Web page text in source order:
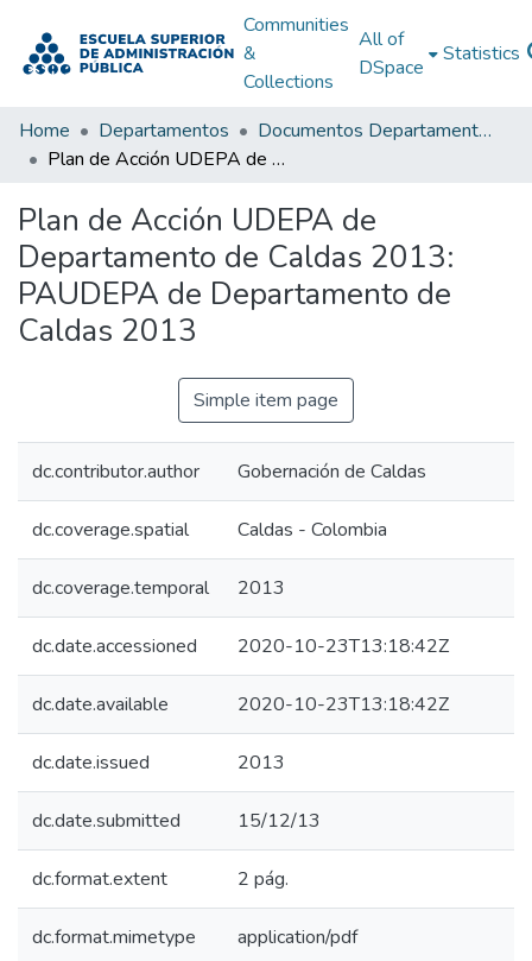
Communities
&
Collections
All of
DSpace
Statistics
Home Departamentos
Documentos Departamentales
Plan de Acción UDEPA de Departamento de Caldas 2013: PAUDEPA de Departamento de Caldas 2013
Plan de Acción UDEPA de
Departamento de Caldas 2013:
PAUDEPA de Departamento de
Caldas 2013
Simple item page
dc.contributor.author Gobernación de Caldas
dc.coverage.spatial Caldas - Colombia
dc.coverage.temporal 2013
dc.date.accessioned 2020-10-23T13:18:42Z
dc.date.available 2020-10-23T13:18:42Z
dc.date.issued 2013
dc.date.submitted 15/12/13
dc.format.extent 2 pág.
dc.format.mimetype application/pdf